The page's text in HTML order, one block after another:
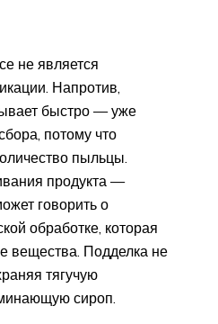
не является
Напротив,
быстро — уже
потому что
пыльцы.
продукта —
говорить о
обработке, которая
вещества. Подделка не
тягучую
сироп.